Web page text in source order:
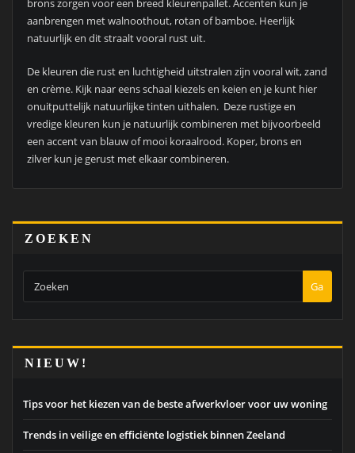
aanbrengen met walnoothout, rotan of bamboe. Heerlijk
natuurlijk en dit straalt vooral rust uit.
De kleuren die rust en luchtigheid uitstralen zijn vooral wit, zand
en crème. Kijk naar eens schaal kiezels en keien en je kunt hier
onuitputtelijk natuurlijke tinten uithalen. Deze rustige en
vredige kleuren kun je natuurlijk combineren met bijvoorbeeld
een accent van blauw of mooi koraalrood. Koper, brons en
zilver kun je gerust met elkaar combineren.
ZOEKEN
Ga
NIEUW!
Tips voor het kiezen van de beste afwerkvloer voor uw woning
Trends in veilige en efficiënte logistiek binnen Zeeland